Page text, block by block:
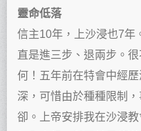
靈命低落
信主10年，上沙浸也7年
直是進三步、退兩步。
何！五年前在特會中經
深，可惜由於種種限制
卻。上帝安排我在沙浸